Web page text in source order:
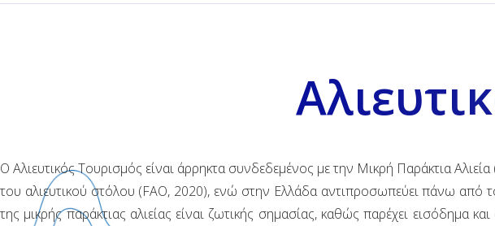
Ο Αλιευτικός Τουρισμός είναι άρρηκτα συνδεδεμένος με την Μικρή Παράκτια
του αλιευτικού στόλου (FAO, 2020), ενώ στην Ελλάδα αντιπροσωπεύει πάνω από
της μικρής παράκτιας αλιείας είναι ζωτικής σημασίας, καθώς παρέχει εισόδημα